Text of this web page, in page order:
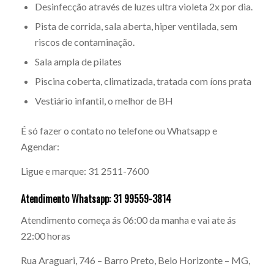
Desinfecção através de luzes ultra violeta 2x por dia.
Pista de corrida, sala aberta, hiper ventilada, sem
riscos de contaminação.
Sala ampla de pilates
Piscina coberta, climatizada, tratada com íons prata
Vestiário infantil, o melhor de BH
É só fazer o contato no telefone ou Whatsapp e
Agendar:
Ligue e marque: 31 2511-7600
Atendimento Whatsapp: 31 99559-3814
Atendimento começa ás 06:00 da manha e vai ate ás
22:00 horas
Rua Araguari, 746 – Barro Preto, Belo Horizonte – MG,